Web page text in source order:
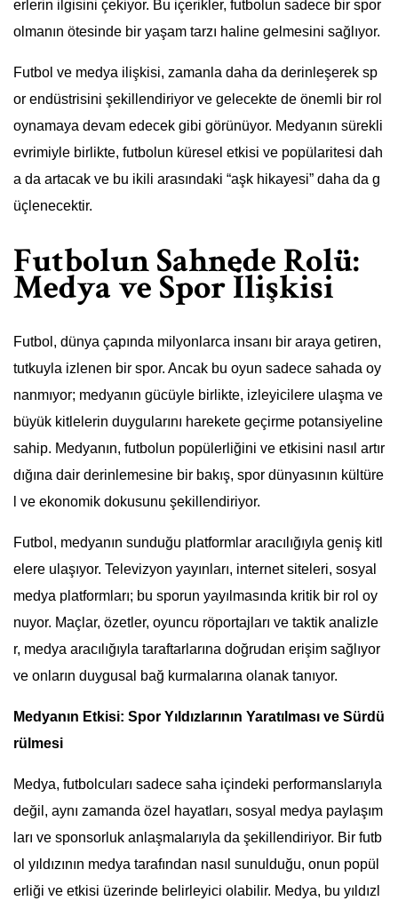
erlerin ilgisini çekiyor. Bu içerikler, futbolun sadece bir spor
olmanın ötesinde bir yaşam tarzı haline gelmesini sağlıyor.
Futbol ve medya ilişkisi, zamanla daha da derinleşerek sp
or endüstrisini şekillendiriyor ve gelecekte de önemli bir rol
oynamaya devam edecek gibi görünüyor. Medyanın sürekli
evrimiyle birlikte, futbolun küresel etkisi ve popülaritesi dah
a da artacak ve bu ikili arasındaki “aşk hikayesi” daha da g
üçlenecektir.
Futbolun Sahnede Rolü:
Medya ve Spor İlişkisi
Futbol, dünya çapında milyonlarca insanı bir araya getiren,
tutkuyla izlenen bir spor. Ancak bu oyun sadece sahada oy
nanmıyor; medyanın gücüyle birlikte, izleyicilere ulaşma ve
büyük kitlelerin duygularını harekete geçirme potansiyeline
sahip. Medyanın, futbolun popülerliğini ve etkisini nasıl artır
dığına dair derinlemesine bir bakış, spor dünyasının kültüre
l ve ekonomik dokusunu şekillendiriyor.
Futbol, medyanın sunduğu platformlar aracılığıyla geniş kitl
elere ulaşıyor. Televizyon yayınları, internet siteleri, sosyal
medya platformları; bu sporun yayılmasında kritik bir rol oy
nuyor. Maçlar, özetler, oyuncu röportajları ve taktik analizle
r, medya aracılığıyla taraftarlarına doğrudan erişim sağlıyor
ve onların duygusal bağ kurmalarına olanak tanıyor.
Medyanın Etkisi: Spor Yıldızlarının Yaratılması ve Sürdü
rülmesi
Medya, futbolcuları sadece saha içindeki performanslarıyla
değil, aynı zamanda özel hayatları, sosyal medya paylaşım
ları ve sponsorluk anlaşmalarıyla da şekillendiriyor. Bir futb
ol yıldızının medya tarafından nasıl sunulduğu, onun popül
erliği ve etkisi üzerinde belirleyici olabilir. Medya, bu yıldızl